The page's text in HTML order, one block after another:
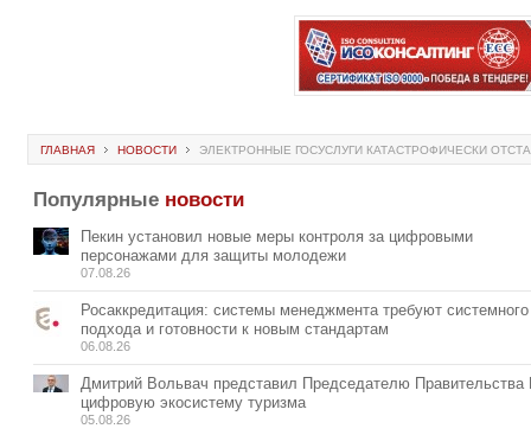
ГЛАВНАЯ НОВОСТИ ЭЛЕКТРОННЫЕ ГОСУСЛУГИ КАТАСТРОФИЧЕСКИ
Популярные новости
Пекин установил новые меры контроля за цифровыми
персонажами для защиты молодежи
07.08.26
Росаккредитация: системы менеджмента требуют системного
подхода и готовности к новым стандартам
06.08.26
Дмитрий Вольвач представил Председателю
цифровую экосистему туризма
05.08.26